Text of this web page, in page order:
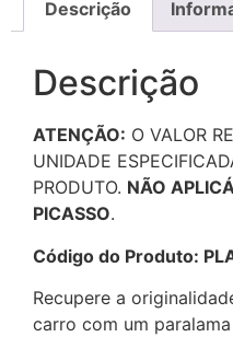
Descrição
Descrição
ATENÇÃO: O VALOR
UNIDADE
PRODUTO. NÃO
PICASSO.
Código do Produto:
Recupere a
carro com um